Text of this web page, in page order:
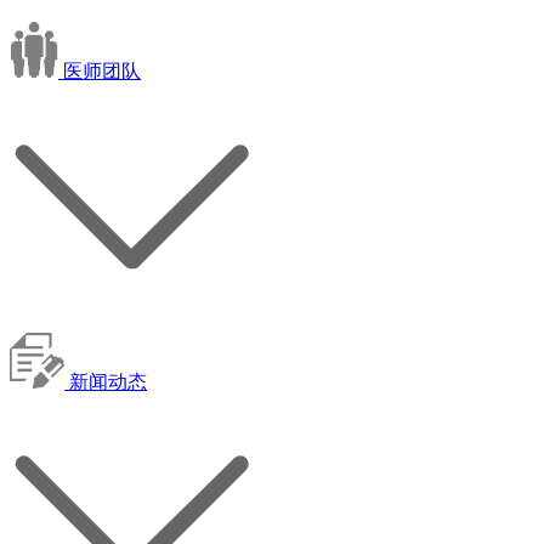
医师团队
新闻动态